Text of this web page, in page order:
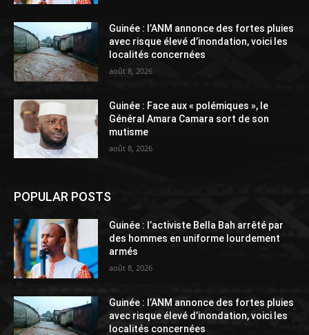
Guinée : l’ANM annonce des fortes pluies
avec risque élevé d’inondation, voici les
localités concernées
août 8, 2026
Guinée : Face aux « polémiques », le
Général Amara Camara sort de son
mutisme
août 8, 2026
POPULAR POSTS
Guinée : l’activiste Bella Bah arrêté par
des hommes en uniforme lourdement
armés
août 8, 2026
Guinée : l’ANM annonce des fortes pluies
avec risque élevé d’inondation, voici les
localités concernées